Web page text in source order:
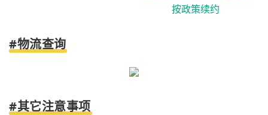
#物流查询
#其它注意事项